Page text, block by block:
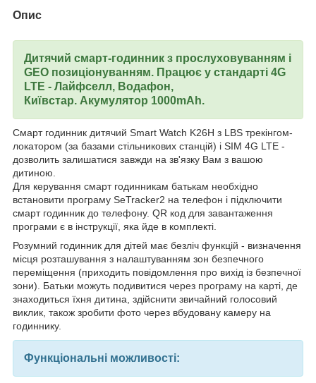
Опис
Дитячий смарт-годинник з прослуховуванням і
GEO позиціонуванням. Працює у стандарті 4G
LTE - Лайфселл, Водафон,
Київстар. Акумулятор 1000mAh.
Смарт годинник дитячий Smart Watch K26H з LBS трекінгом-
локатором (за базами стільникових станцій) і SIM 4G LTE -
дозволить залишатися завжди на зв'язку Вам з вашою
дитиною.
Для керування смарт годинникам батькам необхідно
встановити програму SeTracker2 на телефон і підключити
смарт годинник до телефону. QR код для завантаження
програми є в інструкції, яка йде в комплекті.
Розумний годинник для дітей має безліч функцій - визначення
місця розташування з налаштуванням зон безпечного
переміщення (приходить повідомлення про вихід із безпечної
зони). Батьки можуть подивитися через програму на карті, де
знаходиться їхня дитина, здійснити звичайний голосовий
виклик, також зробити фото через вбудовану камеру на
годиннику.
Функціональні можливості: